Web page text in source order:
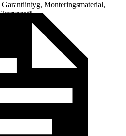
Monteringsmaterial,